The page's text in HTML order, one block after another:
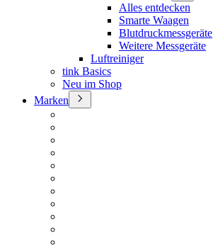
Alles entdecken
Smarte Waagen
Blutdruckmessgeräte
Weitere Messgeräte
Luftreiniger
tink Basics
Neu im Shop
Marken